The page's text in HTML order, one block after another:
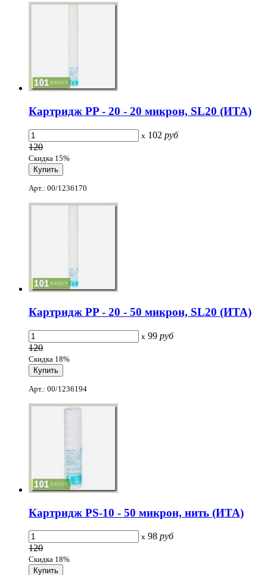
Картридж PP - 20 - 20 микрон, SL20 (ИТА)
x 102 руб
120
Скидка 15%
Арт.: 00/1236170
Картридж PP - 20 - 50 микрон, SL20 (ИТА)
x 99 руб
120
Скидка 18%
Арт.: 00/1236194
Картридж PS-10 - 50 микрон, нить (ИТА)
x 98 руб
120
Скидка 18%